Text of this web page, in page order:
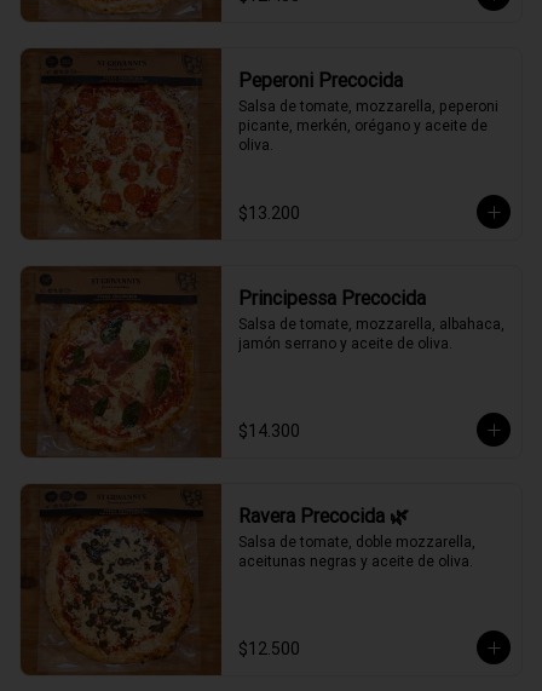
Peperoni Precocida
Salsa de tomate, mozzarella, peperoni
picante, merkén, orégano y aceite de
oliva.
$13.200
Principessa Precocida
Salsa de tomate, mozzarella, albahaca,
jamón serrano y aceite de oliva.
$14.300
Ravera Precocida 🌿
Salsa de tomate, doble mozzarella,
aceitunas negras y aceite de oliva.
$12.500